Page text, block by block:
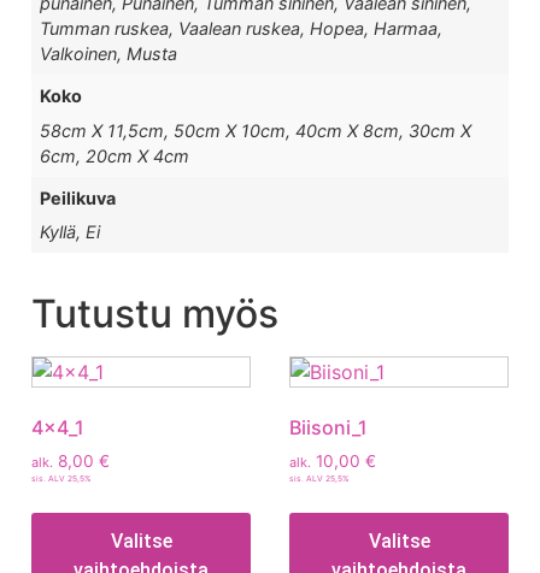
Tumman ruskea, Vaalean ruskea, Hopea, Harmaa,
Valkoinen, Musta
Koko
58cm X 11,5cm, 50cm X 10cm, 40cm X 8cm, 30cm X
6cm, 20cm X 4cm
Peilikuva
Kyllä, Ei
Tutustu myös
4x4_1
alk. 8,00 €
sis. ALV 25,5%
Valitse
Biisoni_1
alk. 10,00 €
sis. ALV 25,5%
Valitse